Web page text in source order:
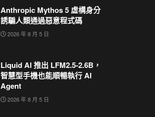
Anthropic Mythos 5 虛構身分
誘騙人類通過惡意程式碼
2026 年 8 月 5 日
Liquid AI 推出 LFM2.5-2.6B，
智慧型手機也能順暢執行 AI
Agent
2026 年 8 月 5 日